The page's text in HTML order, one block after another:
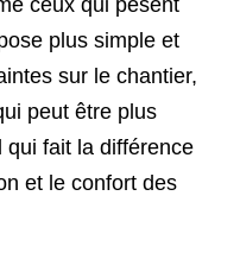
plus simple et
sur le chantier,
peut être plus
qui fait la différence
et le confort des